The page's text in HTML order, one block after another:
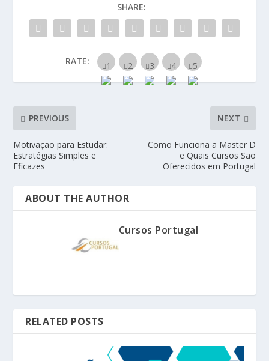
SHARE:
RATE:
PREVIOUS
Motivação para Estudar:
Estratégias Simples e
Eficazes
NEXT
Como Funciona a Master D
e Quais Cursos São
Oferecidos em Portugal
ABOUT THE AUTHOR
Cursos Portugal
RELATED POSTS